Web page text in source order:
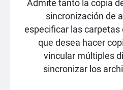
Admite tanto la copia
sincronización de
especificar las carpetas
que desea hacer
vincular múltiples
sincronizar los